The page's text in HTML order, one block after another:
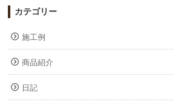
カテゴリー
施工例
商品紹介
日記